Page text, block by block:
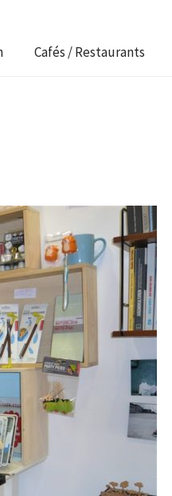
Cafés / Restaurants